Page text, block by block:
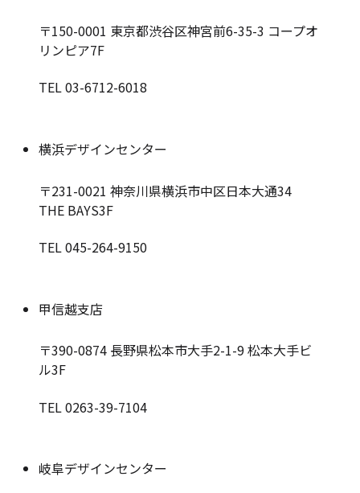
〒150-0001 東京都渋谷区神宮前6-35-3 コープオ
リンピア7F
TEL 03-6712-6018
横浜デザインセンター
〒231-0021 神奈川県横浜市中区日本大通34
THE BAYS3F
TEL 045-264-9150
甲信越支店
〒390-0874 長野県松本市大手2-1-9 松本大手ビ
ル3F
TEL 0263-39-7104
岐阜デザインセンター